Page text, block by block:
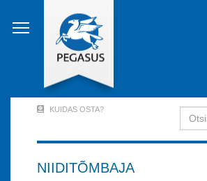
edasi
põhisisu
Account
Menu
KUIDAS OSTA? Otsing
NIIDITÕMBAJA